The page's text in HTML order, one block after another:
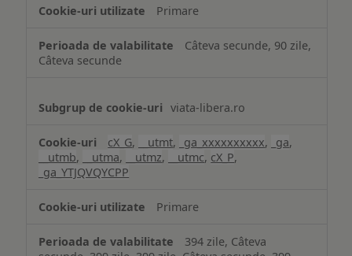
Primare
Câteva secunde, 90 zile,
Câteva secunde
viata-libera.ro
cX_G, __utmt, _ga_xxxxxxxxxx, _ga,
__utmb, __utma, __utmz, __utmc, cX_P,
_ga_YTJQVQYCPP
Primare
394 zile, Câteva